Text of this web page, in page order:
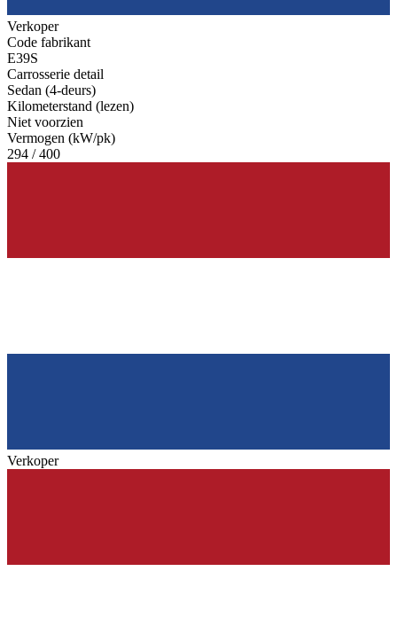
Verkoper
Code fabrikant
E39S
Carrosserie detail
Sedan (4-deurs)
Kilometerstand (lezen)
Niet voorzien
Vermogen (kW/pk)
294 / 400
Verkoper